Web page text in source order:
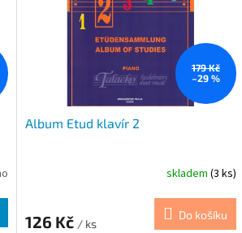
179 Kč
–29 %
Album Etud klavír 2
skladem (3 ks)
126 Kč / ks
Do košíku